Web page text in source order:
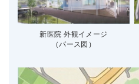
新医院 外観イメージ
（パース図）